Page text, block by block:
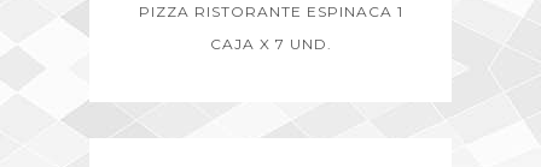
PIZZA RISTORANTE ESPINACA 1
CAJA X 7 UND.